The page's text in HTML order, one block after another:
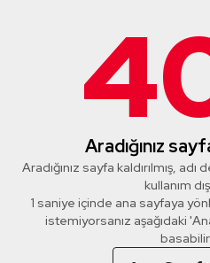
Aradığınız
Aradığınız sayfa kaldırılmış,
kullanım
1 saniye içinde ana sayfaya
istemiyorsanız aşağıdaki